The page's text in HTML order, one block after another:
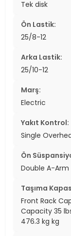
Tek disk
Ön Lastik:
25/8-12
Arka Lastik:
25/10-12
Marş:
Electric
Yakıt Kontrol:
Single
Ön
Double A-Arm
Taşıma
Front Rack
Capacity 35
476.3 kg kg